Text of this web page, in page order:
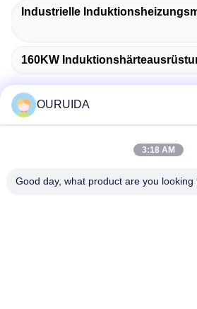
Industrielle
160KW
Anschrift
OURUIDA
3:18 AM
Good day, what product are you looking